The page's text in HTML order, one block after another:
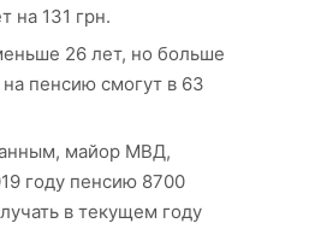
на 131 грн.
26 лет, но больше
на пенсию смогут в 63
майор МВД,
году пенсию 8700
в текущем году